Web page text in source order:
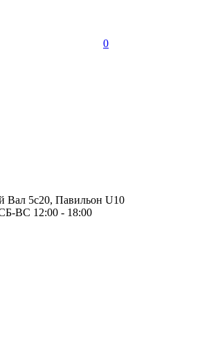
0
Вал 5с20, Павильон U10
ВС 12:00 - 18:00